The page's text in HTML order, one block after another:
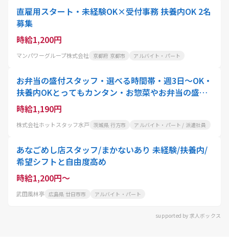
直雇用スタート・未経験OK×受付事務 扶養内OK 2名
募集
時給1,200円
マンパワーグループ株式会社 京都府 京都市 アルバイト・パート
お弁当の盛付スタッフ・選べる時間帯・週3日～OK・
扶養内OKとってもカンタン・お惣菜やお弁当の盛り
付けスタッフ
時給1,190円
株式会社ホットスタッフ水戸 茨城県 行方市 アルバイト・パート / 派遣社員
あなごめし店スタッフ/まかないあり 未経験/扶養内/
希望シフトと自由度高め
時給1,200円～
武田風林亭 広島県 廿日市市 アルバイト・パート
supported by 求人ボックス